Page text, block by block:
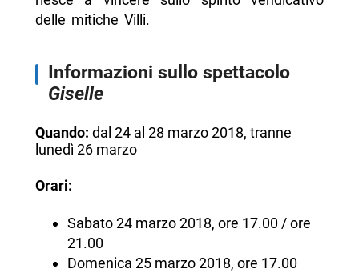
delle mitiche Villi.
Informazioni sullo spettacolo
Giselle
Quando: dal 24 al 28 marzo 2018, tranne
lunedì 26 marzo
Orari:
Sabato 24 marzo 2018, ore 17.00 / ore
21.00
Domenica 25 marzo 2018, ore 17.00